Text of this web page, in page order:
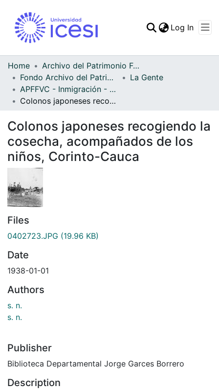
Statistics
Log In
Home
Archivo del Patrimonio Fotográfico y Fílmico del Valle del Cauca
Fondo Archivo del Patrimonio Fotográfico y Fílmico del Valle del Cauca
La Gente
APFFVC - Inmigración - Patrimonial
Colonos japoneses recogiendo la cosecha, acompañados de los niños, Corinto-Cauca
Colonos japoneses recogiendo la
cosecha, acompañados de los
niños, Corinto-Cauca
Files
0402723.JPG (19.96 KB)
Date
1938-01-01
Authors
s. n.
s. n.
Publisher
Biblioteca Departamental Jorge Garces Borrero
Description